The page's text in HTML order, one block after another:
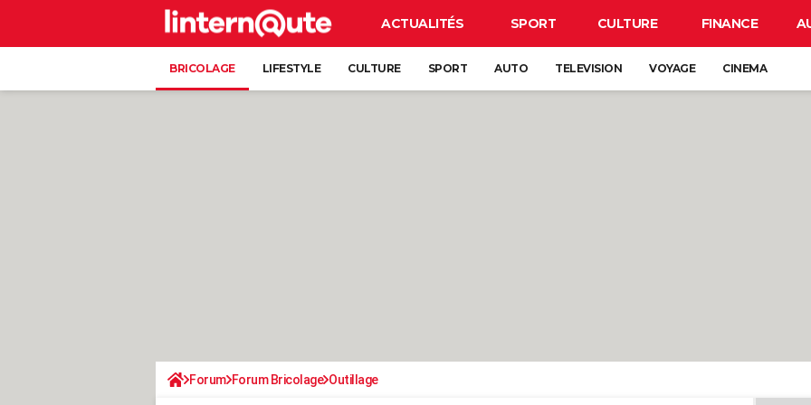
ACTUALITÉS SPORT CULTURE FINANCE
BRICOLAGE LIFESTYLE CULTURE SPORT AUTO TELEVISION VOYAGE CINEMA
Forum Forum Bricolage Outillage